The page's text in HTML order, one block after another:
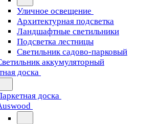
Уличное освещение
Архитектурная подсветка
Ландшафтные светильники
Подсветка лестницы
Светильник садово-парковый
аккумуляторный
доска
доска